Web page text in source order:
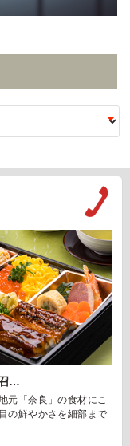
…
元「奈良」の食材にこ
の鮮やかさを細部まで